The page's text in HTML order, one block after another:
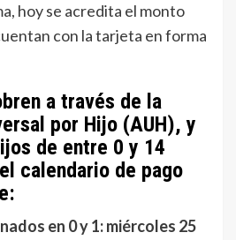
hoy se acredita el monto
con la tarjeta en forma
a través de la
por Hijo (AUH), y
de entre 0 y 14
calendario de pago
en 0 y 1: miércoles 25